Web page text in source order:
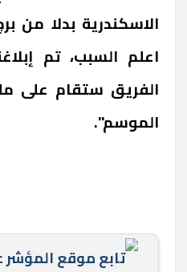
الاسكندرية بدلا من
اعلم السبب، تم
الفريق ستقام على
الموسم".
تابع موقع